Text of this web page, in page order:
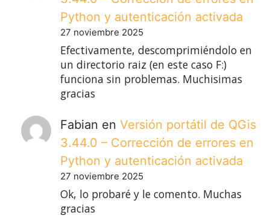
Python y autenticación activada
27 noviembre 2025
Efectivamente, descomprimiéndolo en
un directorio raiz (en este caso F:)
funciona sin problemas. Muchisimas
gracias
Fabian en Versión portátil de QGis
3.44.0 – Corrección de errores en
Python y autenticación activada
27 noviembre 2025
Ok, lo probaré y le comento. Muchas
gracias